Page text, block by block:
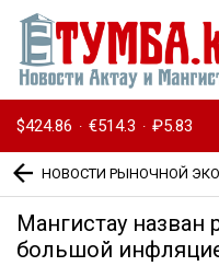
$424.86 · €514.3 · ₽5.83
НОВОСТИ РЫНОЧНОЙ
Мангистау назван
большой